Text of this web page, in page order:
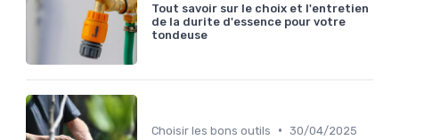
Tout savoir sur le choix et l'entretien
de la durite d'essence pour votre
tondeuse
Choisir les bons outils • 30/04/2025